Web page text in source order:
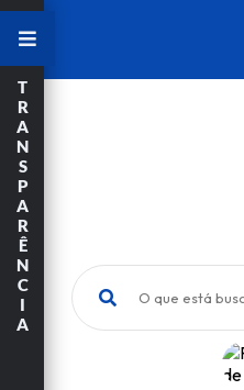
O que está buscando?
T
R
A
N
S
P
A
R
Ê
N
C
I
A